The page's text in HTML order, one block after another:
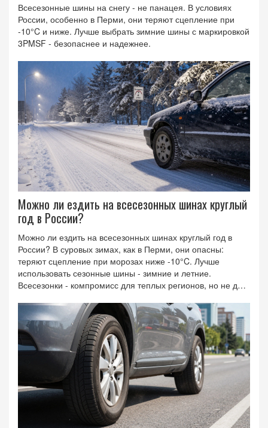
Всесезонные шины на снегу - не панацея. В условиях
России, особенно в Перми, они теряют сцепление при
-10°C и ниже. Лучше выбрать зимние шины с маркировкой
3PMSF - безопаснее и надежнее.
Можно ли ездить на всесезонных шинах круглый
год в России?
Можно ли ездить на всесезонных шинах круглый год в
России? В суровых зимах, как в Перми, они опасны:
теряют сцепление при морозах ниже -10°C. Лучше
использовать сезонные шины - зимние и летние.
Всесезонки - компромисс для теплых регионов, но не для